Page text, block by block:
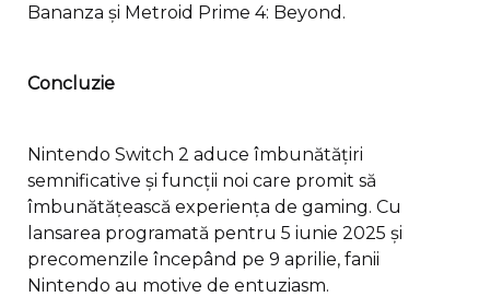
Bananza și Metroid Prime 4: Beyond.
Concluzie
Nintendo Switch 2 aduce îmbunătățiri
semnificative și funcții noi care promit să
îmbunătățească experiența de gaming. Cu
lansarea programată pentru 5 iunie 2025 și
precomenzile începând pe 9 aprilie, fanii
Nintendo au motive de entuziasm.